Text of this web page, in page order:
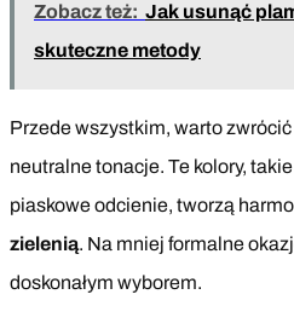
Zobacz też: Jak usunąć
skuteczne metody
Przede wszystkim, warto
neutralne tonacje. Te kolory,
piaskowe odcienie, tworzą
zielenią. Na mniej formalne
doskonałym wyborem.